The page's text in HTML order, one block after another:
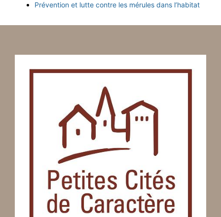
Prévention et lutte contre les mérules dans l’habitat